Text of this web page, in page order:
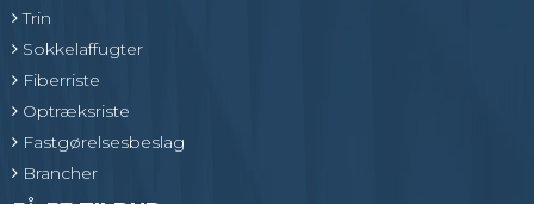
Trin
Sokkelaffugter
Fiberriste
Optræksriste
Fastgørelsesbeslag
Brancher